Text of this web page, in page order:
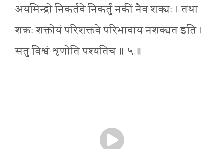
अयमिन्द्रो निकर्तवे निकर्तुं नकीं नैव शक्यः । तथा
शक्रः शक्तोयं परिशक्तवे परिभावाय नशक्यत इति ।
सतु विश्वं शृणोति पश्यतिच ॥ ५ ॥